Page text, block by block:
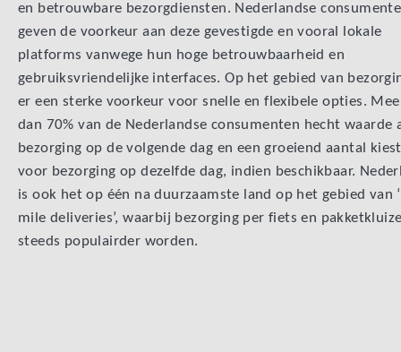
en betrouwbare bezorgdiensten. Nederlandse
geven de voorkeur aan deze gevestigde en vooral lokale
platforms vanwege hun hoge betrouwbaarheid en
gebruiksvriendelijke interfaces. Op het gebied van
er een sterke voorkeur voor snelle en flexibele opties.
dan 70% van de Nederlandse consumenten hecht waarde
bezorging op de volgende dag en een groeiend aantal kiest
voor bezorging op dezelfde dag, indien beschikbaar.
is ook het op één na duurzaamste land op het gebied van
mile deliveries’, waarbij bezorging per fiets en
steeds populairder worden.